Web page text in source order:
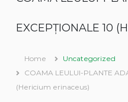
u
D
v
i
t
u
a
EXCEPȚIONALE 10
Home
Uncategorized
COAMA LEULUI-PLANTE
(Hericium erinaceus)